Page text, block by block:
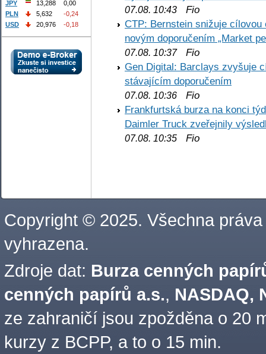
07.08. 10:43 Fio
CTP: Bernstein snižuje
novým doporučením „Market
07.08. 10:37Fio
Gen Digital: Barclays zvyšuje
stávajícím doporučením
07.08. 10:36 Fio
Frankfurtská burza na konci
Daimler Truck zveřejnily
07.08. 10:35 Fio
JPY
13,288
0,00
PLN
5,632
-0,24
USD
20,976 -0,18
Copyright © 2025. Všechna práva
vyhrazena.
Zdroje dat: Burza cenných
cenných papírů a.s., NASDAQ,
ze zahraničí jsou zpožděna o 20
kurzy z BCPP, a to o 15 min.